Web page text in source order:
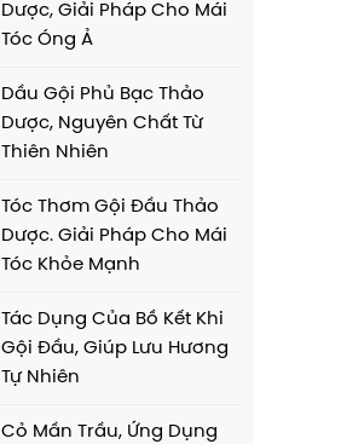
Dược, Giải Pháp Cho Mái
Tóc Óng Ả
Dầu Gội Phủ Bạc Thảo
Dược, Nguyên Chất Từ
Thiên Nhiên
Tóc Thơm Gội Đầu Thảo
Dược. Giải Pháp Cho Mái
Tóc Khỏe Mạnh
Tác Dụng Của Bồ Kết Khi
Gội Đầu, Giúp Lưu Hương
Tự Nhiên
Cỏ Mần Trầu, Ứng Dụng